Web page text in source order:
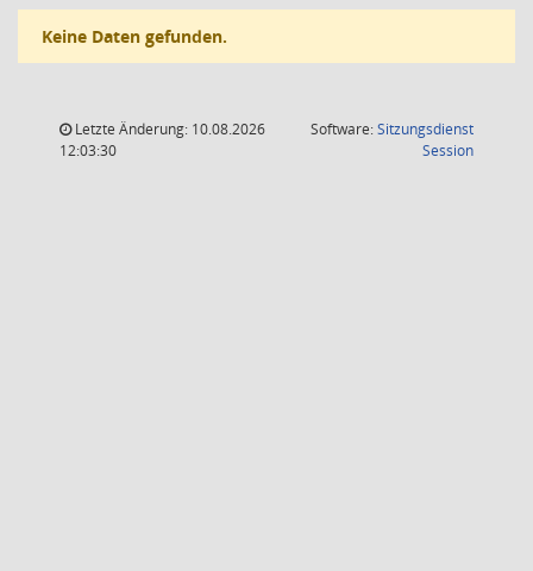
Keine Daten gefunden.
Letzte Änderung: 10.08.2026
12:03:30
Software:Sitzungsdienst
Session(Wird in